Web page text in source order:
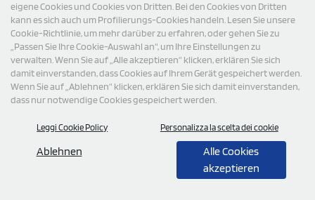
eigene Cookies und Cookies von Dritten. Bei den Cookies von Dritten
kann es sich auch um Profilierungs-Cookies handeln. Lesen Sie unsere
Cookie-Richtlinie, um mehr darüber zu erfahren, oder gehen Sie zu
„Passen Sie Ihre Cookie-Auswahl an“, um Ihre Einstellungen zu
verwalten. Wenn Sie auf „Alle akzeptieren“ klicken, erklären Sie sich
damit einverstanden, dass Cookies auf Ihrem Gerät gespeichert werden.
Wenn Sie auf „Ablehnen“ klicken, erklären Sie sich damit einverstanden,
dass nur notwendige Cookies gespeichert werden.
Leggi Cookie Policy Personalizza la scelta dei cookie
Ablehnen
Alle Cookies
akzeptieren
Versand
© 2026 StampaSi s.r.l. ALLE RECHTE SIND VORBEHALTEN -
Steuernummer DE356463144